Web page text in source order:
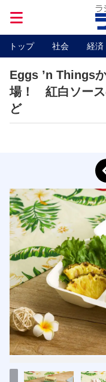
トップ 社会 経済
Eggs ’n Things
場！ 紅白ソース
ど